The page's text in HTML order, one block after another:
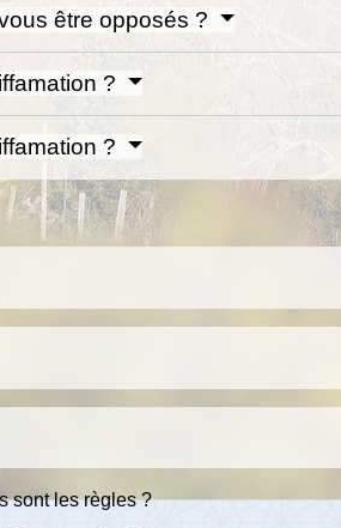
être opposés ?
?
?
sont les règles ?